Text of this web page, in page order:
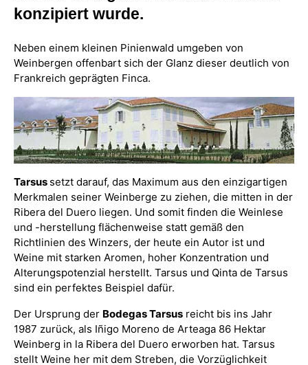
konzipiert wurde.
Neben einem kleinen Pinienwald umgeben von
Weinbergen offenbart sich der Glanz dieser deutlich von
Frankreich geprägten Finca.
Tarsus setzt darauf, das Maximum aus den einzigartigen
Merkmalen seiner Weinberge zu ziehen, die mitten in der
Ribera del Duero liegen. Und somit finden die Weinlese
und -herstellung flächenweise statt gemäß den
Richtlinien des Winzers, der heute ein Autor ist und
Weine mit starken Aromen, hoher Konzentration und
Alterungspotenzial herstellt. Tarsus und Qinta de Tarsus
sind ein perfektes Beispiel dafür.
Der Ursprung der Bodegas Tarsus reicht bis ins Jahr
1987 zurück, als Iñigo Moreno de Arteaga 86 Hektar
Weinberg in la Ribera del Duero erworben hat. Tarsus
stellt Weine her mit dem Streben, die Vorzüglichkeit